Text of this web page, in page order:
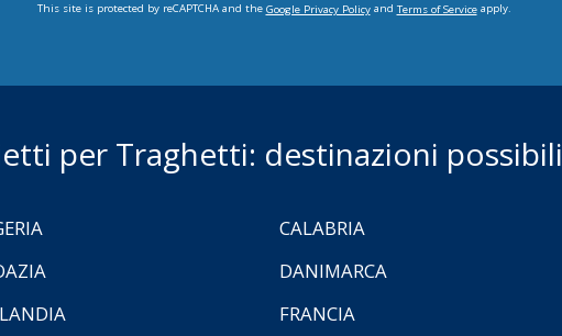
This site is protected by reCAPTCHA and the Google Privacy Policyand Terms of Serviceapply.
per Traghetti: destinazioni possibili
CALABRIA
DANIMARCA
FRANCIA